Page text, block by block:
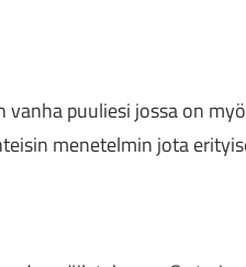
puuliesi jossa on
menetelmin jota